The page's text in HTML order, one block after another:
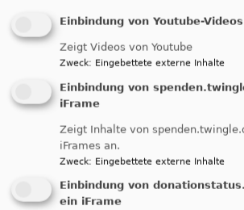
Breadcrumb
Startseite
EINLADUNG ZUM
11.2025
EINLADUNG
Einbindung von Youtube-Videos
Zeigt Videos von Youtube
Zweck: Eingebettete externe Inhalte
Einbindung von
iFrame
Zeigt Inhalte von
iFrames an.
Zweck: Eingebettete externe Inhalte
Einbindung von
ein iFrame